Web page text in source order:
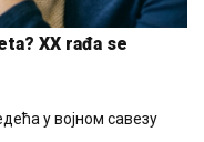
XX rađa se